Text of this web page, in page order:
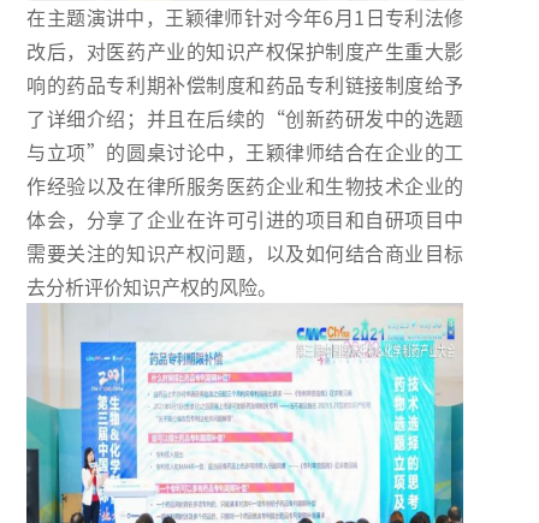
在主题演讲中，王颖律师针对今年6月1日专利法修
改后，对医药产业的知识产权保护制度产生重大影
响的药品专利期补偿制度和药品专利链接制度给予
了详细介绍；并且在后续的“创新药研发中的选题
与立项”的圆桌讨论中，王颖律师结合在企业的工
作经验以及在律所服务医药企业和生物技术企业的
体会，分享了企业在许可引进的项目和自研项目中
需要关注的知识产权问题，以及如何结合商业目标
去分析评价知识产权的风险。